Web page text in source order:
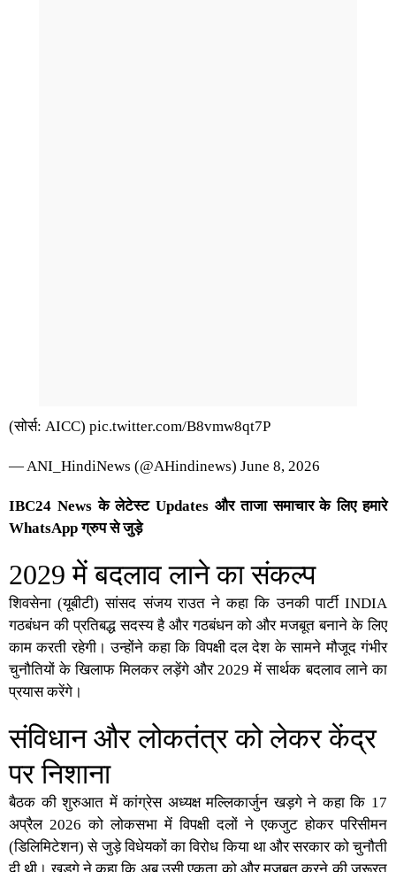
(सोर्स: AICC) pic.twitter.com/B8vmw8qt7P
— ANI_HindiNews (@AHindinews) June 8, 2026
IBC24 News के लेटेस्ट Updates और ताजा समाचार के लिए हमारे
WhatsApp ग्रुप से जुड़े
2029 में बदलाव लाने का संकल्प
शिवसेना (यूबीटी) सांसद संजय राउत ने कहा कि उनकी पार्टी INDIA
गठबंधन की प्रतिबद्ध सदस्य है और गठबंधन को और मजबूत बनाने के लिए
काम करती रहेगी। उन्होंने कहा कि विपक्षी दल देश के सामने मौजूद गंभीर
चुनौतियों के खिलाफ मिलकर लड़ेंगे और 2029 में सार्थक बदलाव लाने का
प्रयास करेंगे।
संविधान और लोकतंत्र को लेकर केंद्र
पर निशाना
बैठक की शुरुआत में कांग्रेस अध्यक्ष मल्लिकार्जुन खड़गे ने कहा कि 17
अप्रैल 2026 को लोकसभा में विपक्षी दलों ने एकजुट होकर परिसीमन
(डिलिमिटेशन) से जुड़े विधेयकों का विरोध किया था और सरकार को चुनौती